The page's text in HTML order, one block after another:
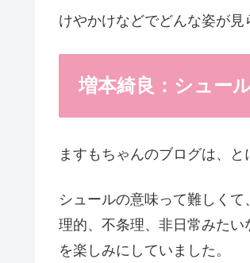
けやかけなどでどんな姿が見
増本綺良：シュー
ますもちゃんのブログは、と
シュールの意味って難しく
理的、不条理、非日常みた
を楽しみにしていました。